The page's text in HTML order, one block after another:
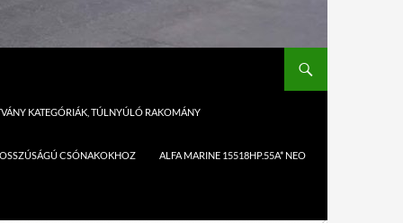
KATEGÓRIÁK, TÚLNYÚLÓ RAKOMÁNY
CSÓNAKOKHOZ ALFA MARINE 15518HP.55A* NEO